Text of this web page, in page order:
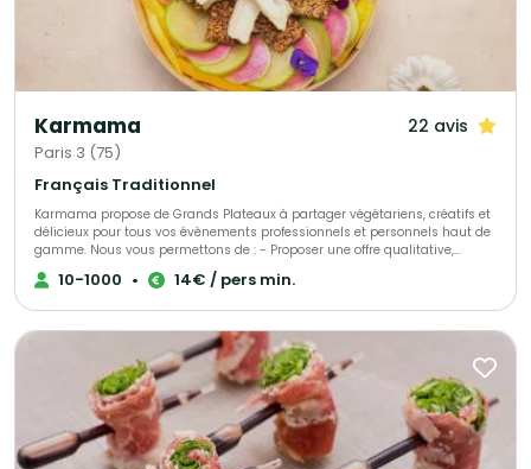
Karmama 22 avis
Paris 3 (75)
Français Traditionnel
Karmama propose de Grands Plateaux à partager végétariens, créatifs et
délicieux pour tous vos évènements professionnels et personnels haut de
gamme. Nous vous permettons de : - Proposer une offre qualitative,
originale, savoureuse - Diviser par deux votre empreinte carbone par
rapport à un traiteur plus traditionnel - Satisfaire simplement tous les
10-1000 • 14€ / pers min.